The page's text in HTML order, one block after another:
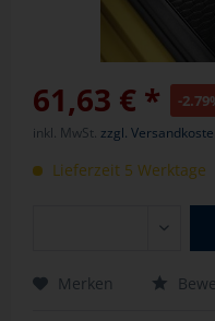
61,63 € * -
inkl. MwSt. zzgl.
Lieferzeit 5 Werktage
Merken